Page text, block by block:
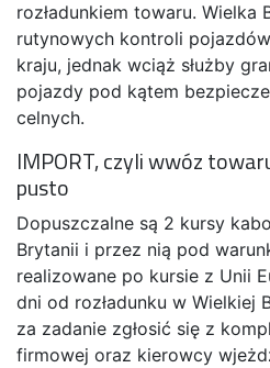
rozładunkiem towaru. Wielka
rutynowych kontroli
kraju, jednak wciąż służby
pojazdy pod kątem
celnych.
IMPORT, czyli wwóz
pusto
Dopuszczalne są 2 kursy
Brytanii i przez nią pod
realizowane po kursie z Unii
dni od rozładunku w Wielkiej
za zadanie zgłosić się z
firmowej oraz kierowcy